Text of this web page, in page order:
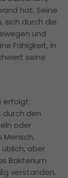
hat. Seine
sich durch die
und
Fähigkeit, in
seine
erfolgt
durch den
oder
Mensch,
aber
Bakterium
verstanden.